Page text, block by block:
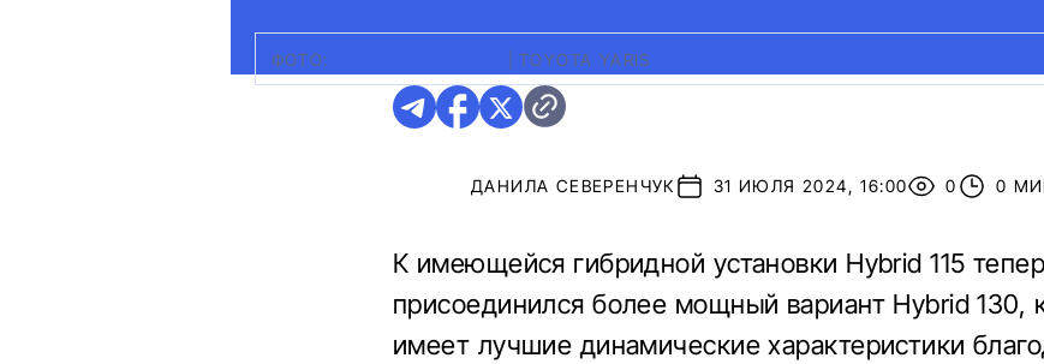
ФОТО: TOYOTA YARIS
ДАНИЛА СЕВЕРЕНЧУК 31 ИЮЛЯ 2024, 16:00 0 0
К имеющейся гибридной установки Hybrid 115
присоединился более мощный вариант Hybrid 130,
имеет лучшие динамические характеристики